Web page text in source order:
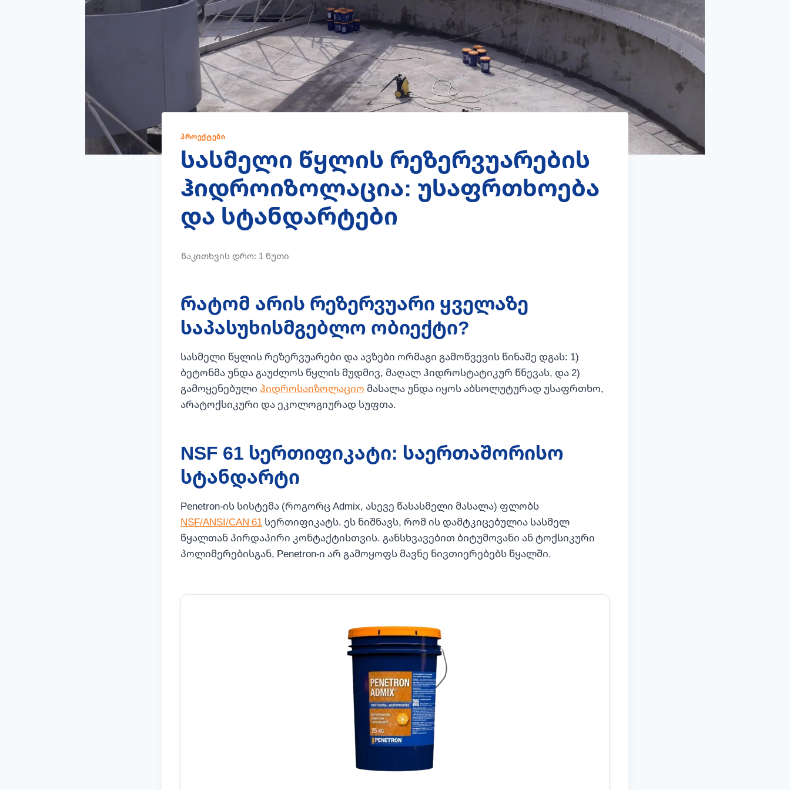
ᲞᲠᲝᲔᲥᲢᲔᲑᲘ
სასმელი წყლის რეზერვუარების
ჰიდროიზოლაცია: უსაფრთხოება
და სტანდარტები
რატომ არის რეზერვუარი ყველაზე
საპასუხისმგებლო ობიექტი?
სასმელი წყლის რეზერვუარები და ავზები ორმაგი გამოწვევის წინაშე დგას: 1)
ბეტონმა უნდა გაუძლოს წყლის მუდმივ, მაღალ ჰიდროსტატიკურ წნევას, და 2)
გამოყენებული ჰიდროსაიზოლაციო მასალა უნდა იყოს აბსოლუტურად უსაფრთხო,
არატოქსიკური და ეკოლოგიურად სუფთა.
NSF 61 სერთიფიკატი: საერთაშორისო
სტანდარტი
Penetron-ის სისტემა (როგორც Admix, ასევე წასასმელი მასალა) ფლობს
NSF/ANSI/CAN 61 სერთიფიკატს. ეს ნიშნავს, რომ ის დამტკიცებულია სასმელ
წყალთან პირდაპირი კონტაქტისთვის. განსხვავებით ბიტუმოვანი ან ტოქსიკური
პოლიმერებისგან, Penetron-ი არ გამოყოფს მავნე ნივთიერებებს წყალში.